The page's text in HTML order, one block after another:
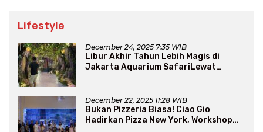
Lifestyle
December 24, 2025 7:35 WIB
Libur Akhir Tahun Lebih Magis di
Jakarta Aquarium SafariLewat
December 22, 2025 11:28 WIB
Bukan Pizzeria Biasa! Ciao Gio
Hadirkan Pizza New York, Workshop